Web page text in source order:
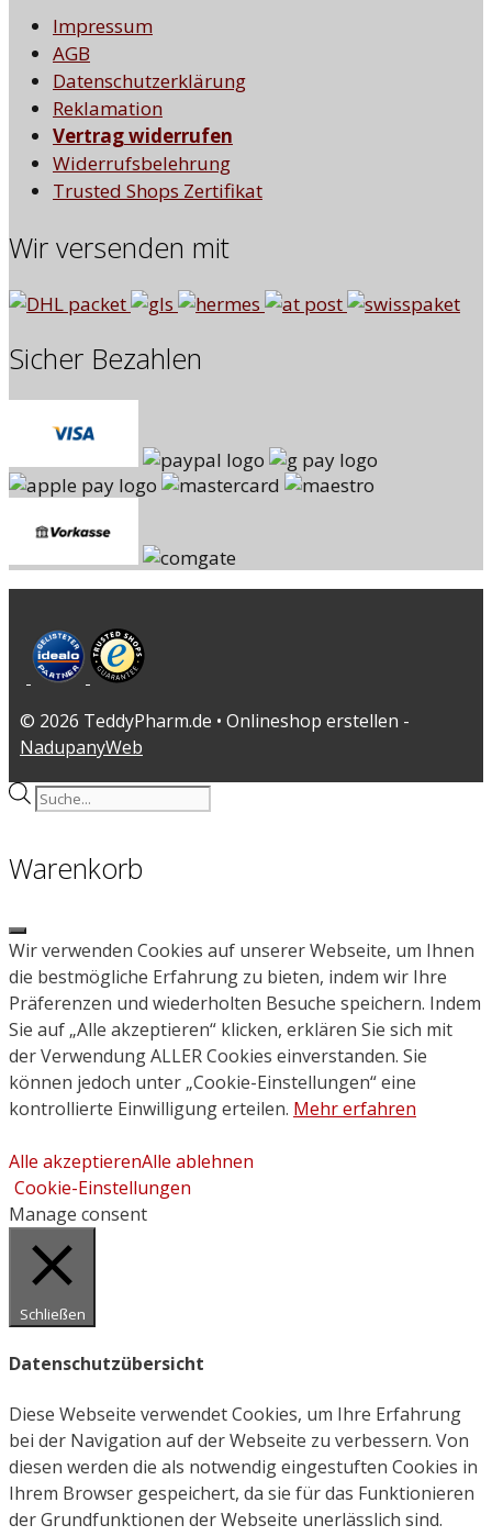
Impressum
AGB
Datenschutzerklärung
Reklamation
Vertrag widerrufen
Widerrufsbelehrung
Trusted Shops Zertifikat
Wir versenden mit
Sicher Bezahlen
© 2026 TeddyPharm.de • Onlineshop erstellen -
NadupanyWeb
Products
Warenkorb
Close
Wir verwenden Cookies auf unserer Webseite, um Ihnen
die bestmögliche Erfahrung zu bieten, indem wir Ihre
Präferenzen und wiederholten Besuche speichern. Indem
Sie auf „Alle akzeptieren“ klicken, erklären Sie sich mit
der Verwendung ALLER Cookies einverstanden. Sie
können jedoch unter „Cookie-Einstellungen“ eine
kontrollierte Einwilligung erteilen. Mehr erfahren
Alle akzeptierenAlle ablehnen
Cookie-Einstellungen
Manage consent
Schließen
Datenschutzübersicht
Diese Webseite verwendet Cookies, um Ihre Erfahrung
bei der Navigation auf der Webseite zu verbessern. Von
diesen werden die als notwendig eingestuften Cookies in
Ihrem Browser gespeichert, da sie für das Funktionieren
der Grundfunktionen der Webseite unerlässlich sind.